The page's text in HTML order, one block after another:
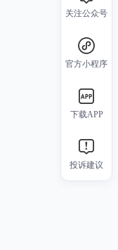
关注公众号
官方小程序
下载APP
投诉建议